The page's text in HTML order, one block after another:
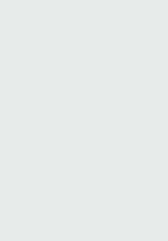
(m/w/x) |